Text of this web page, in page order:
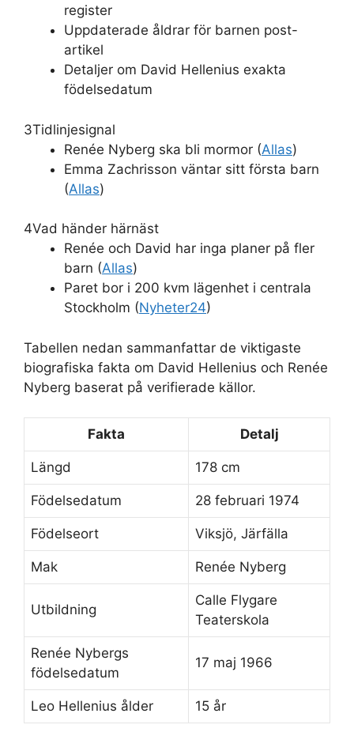
register
Uppdaterade åldrar för barnen post-
artikel
Detaljer om David Hellenius exakta
födelsedatum
3Tidlinjesignal
Renée Nyberg ska bli mormor (Allas)
Emma Zachrisson väntar sitt första barn
(Allas)
4Vad händer härnäst
Renée och David har inga planer på fler
barn (Allas)
Paret bor i 200 kvm lägenhet i centrala
Stockholm (Nyheter24)
Tabellen nedan sammanfattar de viktigaste
biografiska fakta om David Hellenius och Renée
Nyberg baserat på verifierade källor.
Fakta Detalj
Längd 178 cm
Födelsedatum 28 februari 1974
Födelseort Viksjö, Järfälla
Mak Renée Nyberg
Utbildning
Calle Flygare
Teaterskola
Renée Nybergs
födelsedatum
17 maj 1966
Leo Hellenius ålder 15 år